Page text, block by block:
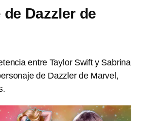
Dazzler de
entre Taylor Swift y Sabrina
de Dazzler de Marvel,